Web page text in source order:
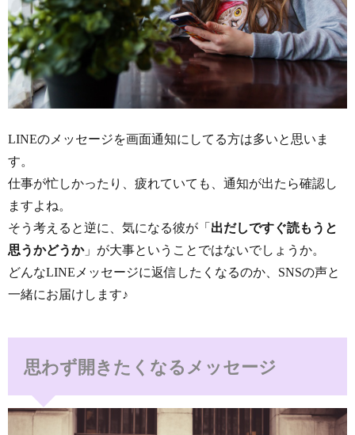
LINEのメッセージを画面通知にしてる方は多いと思いま
す。
仕事が忙しかったり、疲れていても、通知が出たら確認し
ますよね。
そう考えると逆に、気になる彼が「 出だしですぐ読もうと
思うかどうか」が大事ということではないでしょうか。
どんなLINEメッセージに返信したくなるのか、SNSの声と
一緒にお届けします♪
思わず開きたくなるメッセージ